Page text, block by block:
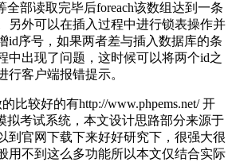
全部读取完毕后foreach该数组达到一条
另外可以在插入过程中进行锁表操作并
id序号，如果两者差与插入数据库的条
中出现了问题，这时候可以将两个id之
行客户端报错提示。
比较好的有http://www.phpems.net/ 开
拟考试系统，本文设计思路部分来源于
到官网下载下来好好研究下，很强大很
用不到这么多功能所以本文仅结合实际